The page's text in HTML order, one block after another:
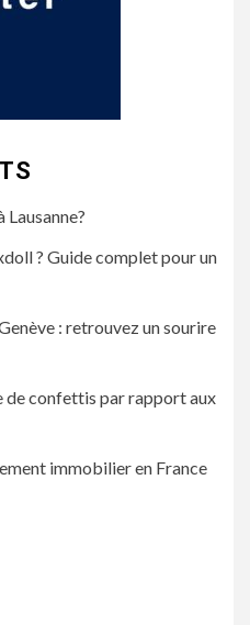
? Guide complet pour un
: retrouvez un sourire
confettis par rapport aux
immobilier en France